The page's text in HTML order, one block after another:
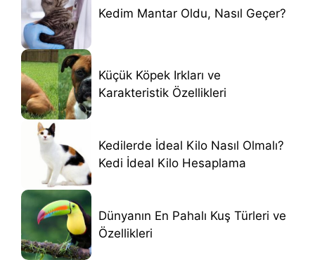
Kedim Mantar Oldu, Nasıl Geçer?
Küçük Köpek Irkları ve
Karakteristik Özellikleri
Kedilerde İdeal Kilo Nasıl Olmalı?
Kedi İdeal Kilo Hesaplama
Dünyanın En Pahalı Kuş Türleri ve
Özellikleri